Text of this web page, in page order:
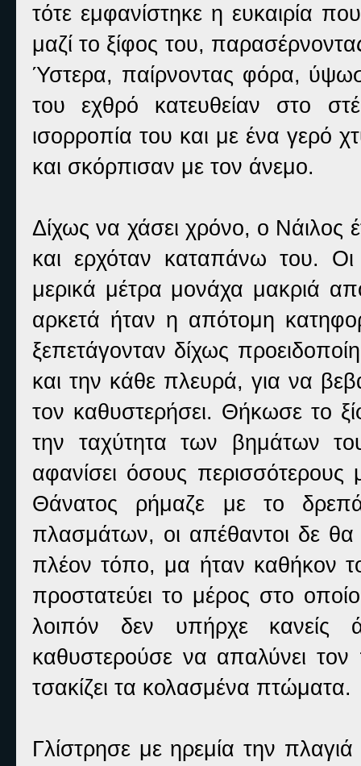
τότε εμφανίστηκε η ευκαιρία
μαζί το ξίφος του,
Ύστερα, παίρνοντας φόρα,
του εχθρό κατευθείαν στο
ισορροπία του και με ένα γερό
και σκόρπισαν με τον άνεμο.
Δίχως να χάσει χρόνο, ο Νάιλος
και ερχόταν καταπάνω του. Οι
μερικά μέτρα μονάχα μακριά
αρκετά ήταν η απότομη
ξεπετάγονταν δίχως
και την κάθε πλευρά, για να
τον καθυστερήσει. Θήκωσε το
την ταχύτητα των βημάτων
αφανίσει όσους
Θάνατος ρήμαζε με το
πλασμάτων, οι απέθαντοι δε
πλέον τόπο, μα ήταν καθήκον
προστατεύει το μέρος στο
λοιπόν δεν υπήρχε κανείς
καθυστερούσε να απαλύνει
τσακίζει τα κολασμένα πτώματα.
Γλίστρησε με ηρεμία την